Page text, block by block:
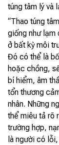
túng tâm lý và
“Thao túng
giống như lạm
ở bất kỳ môi
Đó có thể là
hoặc chồng,
bí hiểm, âm
tổn thương
nhân. Những
thể miêu tả rõ
trường hợp,
là người có